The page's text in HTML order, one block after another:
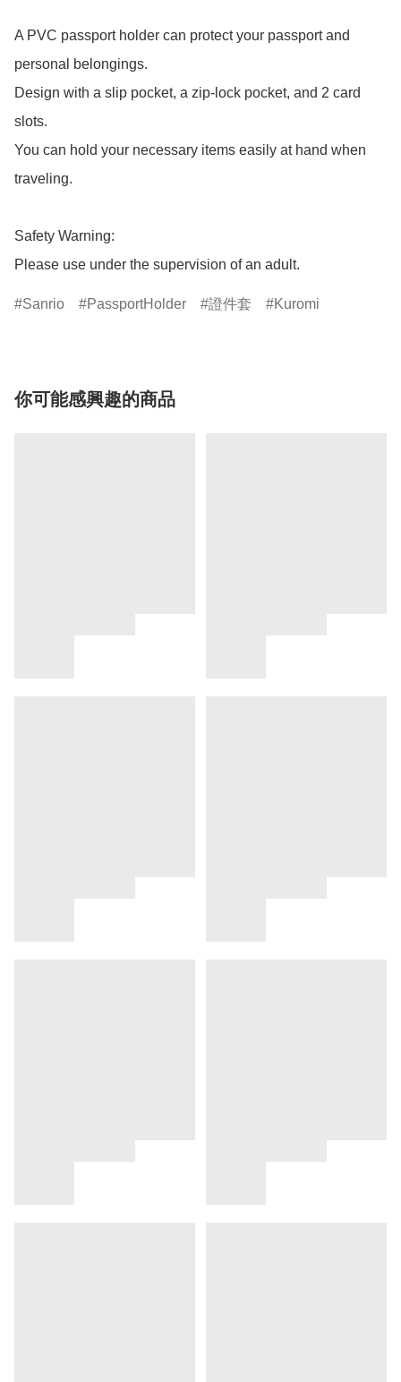
A PVC passport holder can protect your passport and
personal belongings.
Design with a slip pocket, a zip-lock pocket, and 2 card
slots.
You can hold your necessary items easily at hand when
traveling.
Safety Warning:
Please use under the supervision of an adult.
Sanrio PassportHolder 證件套 Kuromi
你可能感興趣的商品